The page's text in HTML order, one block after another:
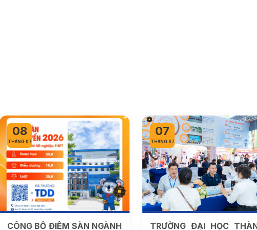
07
THÁNG 07
TRƯỜNG ĐẠI HỌC THÀNH
06
THÁNG 07
NGÀNH NGHỀ CỦA